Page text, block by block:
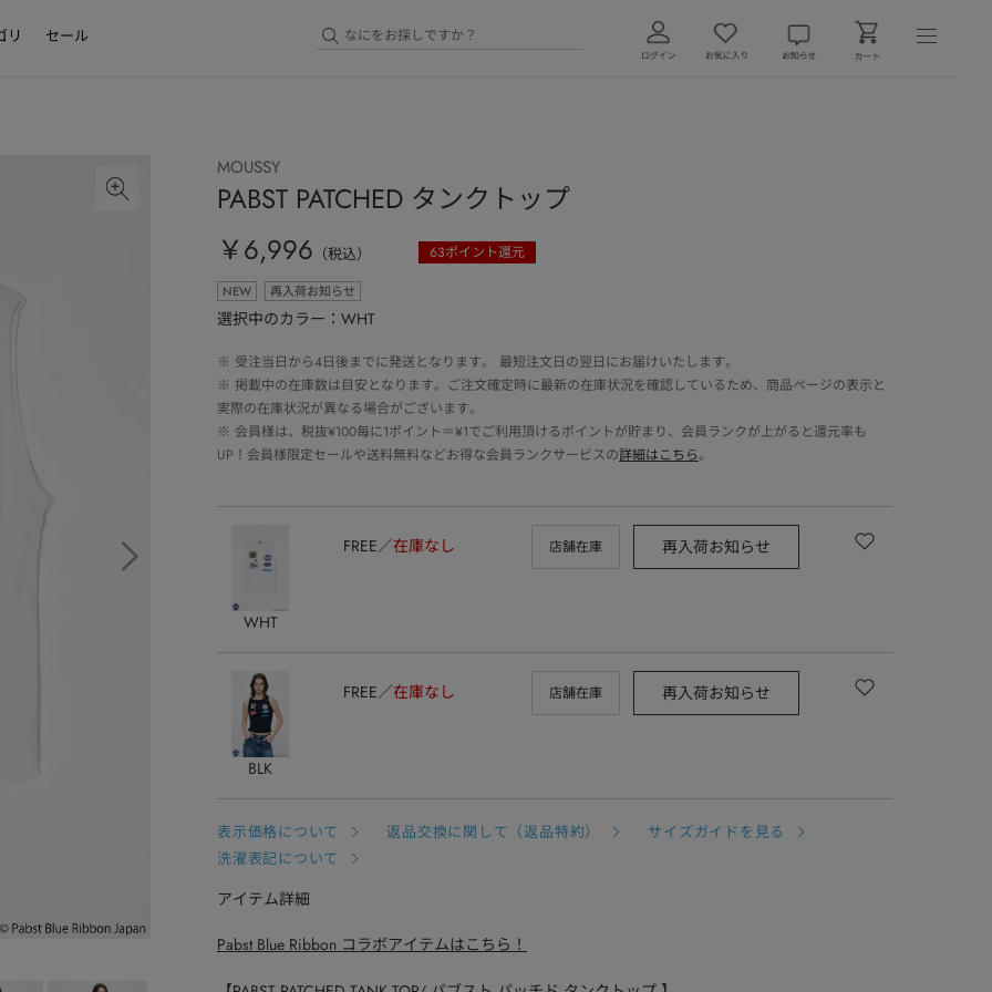
リ セール
MOUSSY
PABST PATCHED タンクトップ
￥6,996 （税込） 63ポイント還元
NEW 再入荷お知らせ
選択中のカラー：WHT
※ 受注当日から4日後までに発送となります。 最短注文日の翌日にお届けいたします。
※ 掲載中の在庫数は目安となります。ご注文確定時に最新の在庫状況を確認しているため、商品ページの表示と
実際の在庫状況が異なる場合がございます。
※ 会員様は、税抜¥100毎に1ポイント＝¥1でご利用頂けるポイントが貯まり、会員ランクが上がると還元率も
UP！会員様限定セールや送料無料などお得な会員ランクサービスの詳細はこちら。
WHT
FREE 在庫なし 店舗在庫 再入荷お知らせ
BLK
FREE 在庫なし 店舗在庫 再入荷お知らせ
表示価格について 返品交換に関して（返品特約）
サイズガイドを見る
洗濯表記について
アイテム詳細
Pabst Blue Ribbon コラボアイテムはこちら！